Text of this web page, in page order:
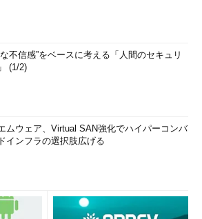
不信感”をベースに考える「人間のセキュリ
(1/2)
ムウェア、Virtual SAN強化でハイパーコンバ
インフラの選択肢広げる